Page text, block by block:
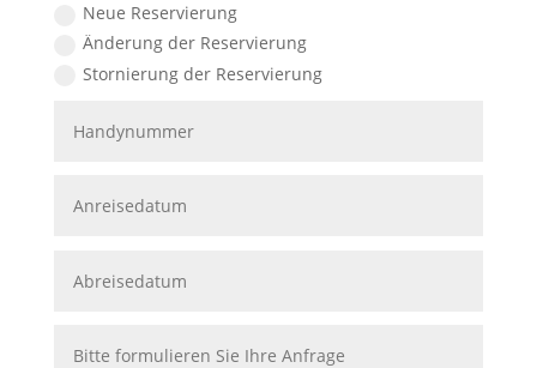
Neue Reservierung
Änderung der Reservierung
Stornierung der Reservierung